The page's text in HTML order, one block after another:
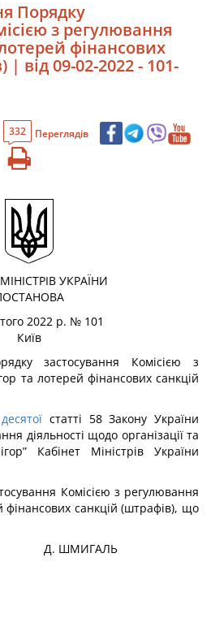
Порядку
з регулювання
фінансових
| від 09-02-2022 - 101-
332 Переглядів
УКРАЇНИ
2022 р. № 101
Київ
застосування Комісією з
та лотерей фінансових санкцій
статті 58 Закону України
діяльності щодо організації та
Кабінет Міністрів України
Комісією з регулювання
фінансових санкцій (штрафів), що
Д. ШМИГАЛЬ